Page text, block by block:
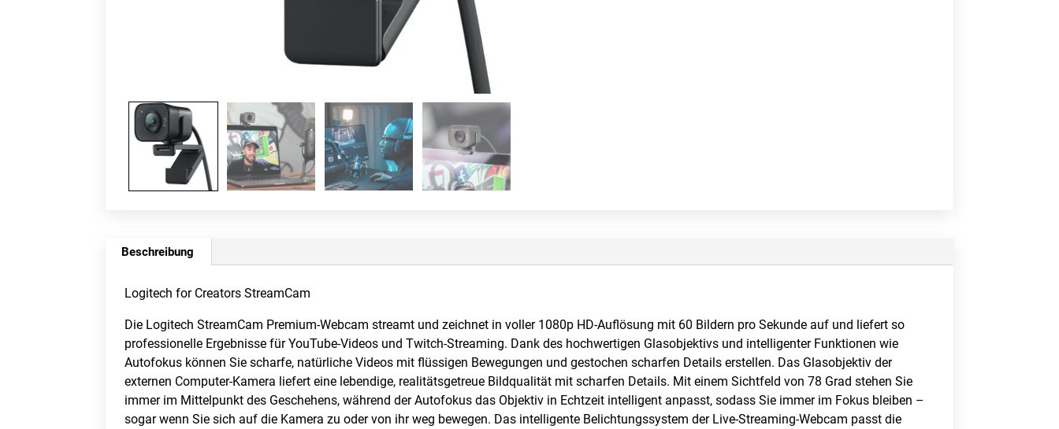
Beschreibung
Logitech for Creators StreamCam
Die Logitech StreamCam Premium-Webcam streamt und zeichnet in voller 1080p HD-Auflösung mit 60 Bildern pro Sekunde auf und liefert so
professionelle Ergebnisse für YouTube-Videos und Twitch-Streaming. Dank des hochwertigen Glasobjektivs und intelligenter Funktionen wie
Autofokus können Sie scharfe, natürliche Videos mit flüssigen Bewegungen und gestochen scharfen Details erstellen. Das Glasobjektiv der
externen Computer-Kamera liefert eine lebendige, realitätsgetreue Bildqualität mit scharfen Details. Mit einem Sichtfeld von 78 Grad stehen Sie
immer im Mittelpunkt des Geschehens, während der Autofokus das Objektiv in Echtzeit intelligent anpasst, sodass Sie immer im Fokus bleiben –
sogar wenn Sie sich auf die Kamera zu oder von ihr weg bewegen. Das intelligente Belichtungssystem der Live-Streaming-Webcam passt die